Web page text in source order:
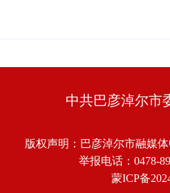
中共巴彦淖尔市
版权声明：巴彦淖尔市融媒
举报电话：0478-
蒙ICP备